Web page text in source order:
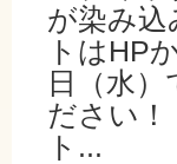
が染み
トはHP
日（水
ださい
ト...